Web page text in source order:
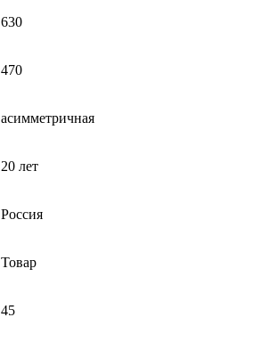
630
470
асимметричная
20 лет
Россия
Товар
45